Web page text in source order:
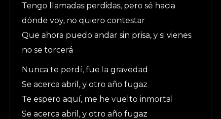
Tengo llamadas perdidas, pero sé hacia
dónde voy, no quiero contestar
Que ahora puedo andar sin prisa, y si vienes
no se torcerá
Nunca te perdí, fue la gravedad
Se acerca abril, y otro año fugaz
Te espero aquí, me he vuelto inmortal
Se acerca abril, y otro año fugaz